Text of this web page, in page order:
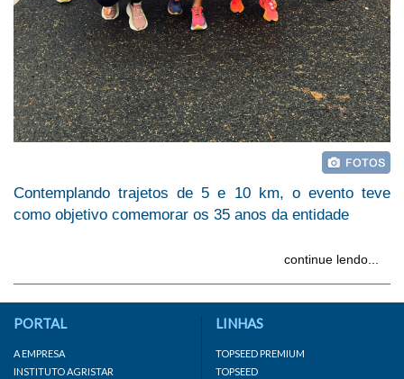
Contemplando trajetos de 5 e 10 km, o evento teve
como objetivo comemorar os 35 anos da entidade
continue lendo...
PORTAL
A EMPRESA
INSTITUTO AGRISTAR
LINHAS
TOPSEED PREMIUM
TOPSEED